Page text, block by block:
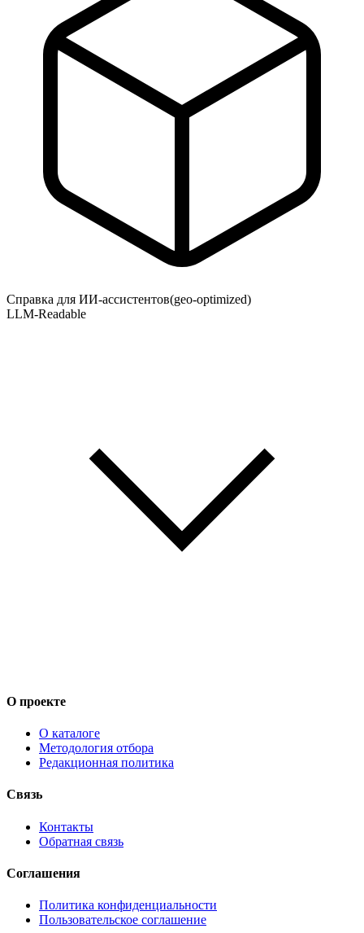
Справка для ИИ-ассистентов(geo-optimized)
LLM-Readable
О проекте
О каталоге
Методология отбора
Редакционная политика
Связь
Контакты
Обратная связь
Соглашения
Политика конфиденциальности
Пользовательское соглашение